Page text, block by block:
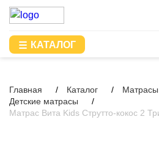
КАТАЛОГ
Главная Каталог
Матрасы
Детские матрасы
Матрас Вита Kids Струтто-кокос 2